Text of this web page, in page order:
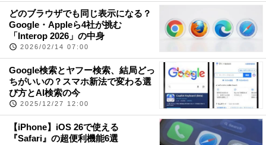
どのブラウザでも同じ表示になる？
Google・Appleら4社が挑む
「Interop 2026」の中身
2026/02/14 07:00
Google検索とヤフー検索、結局どっ
ちがいいの？スマホ新法で変わる選
び方とAI検索の今
2025/12/27 12:00
【iPhone】iOS 26で使える
『Safari』の超便利機能6選